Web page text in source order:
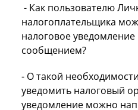
- Как пользователю
налогоплательщика
налоговое
сообщением?
- О такой
уведомить налоговый
уведомление можно